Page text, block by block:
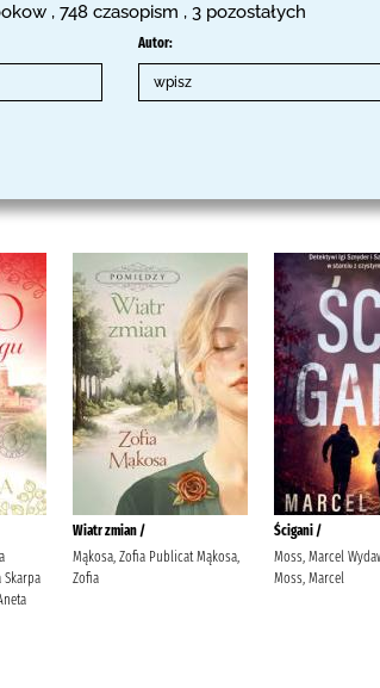
, 748 czasopism , 3 pozostałych
Autor:
Skarpa
Wiatr zmian /
Mąkosa, Zofia Publicat Mąkosa,
Zofia
Ścigani /
Moss, Marcel
Moss, Marcel